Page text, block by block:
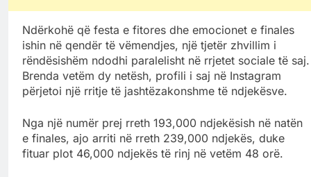
Ndërkohë që festa e fitores dhe emocionet e finales
ishin në qendër të vëmendjes, një tjetër zhvillim i
rëndësishëm ndodhi paralelisht në rrjetet sociale të saj.
Brenda vetëm dy netësh, profili i saj në Instagram
përjetoi një rritje të jashtëzakonshme të ndjekësve.
Nga një numër prej rreth 193,000 ndjekësish në natën
e finales, ajo arriti në rreth 239,000 ndjekës, duke
fituar plot 46,000 ndjekës të rinj në vetëm 48 orë.